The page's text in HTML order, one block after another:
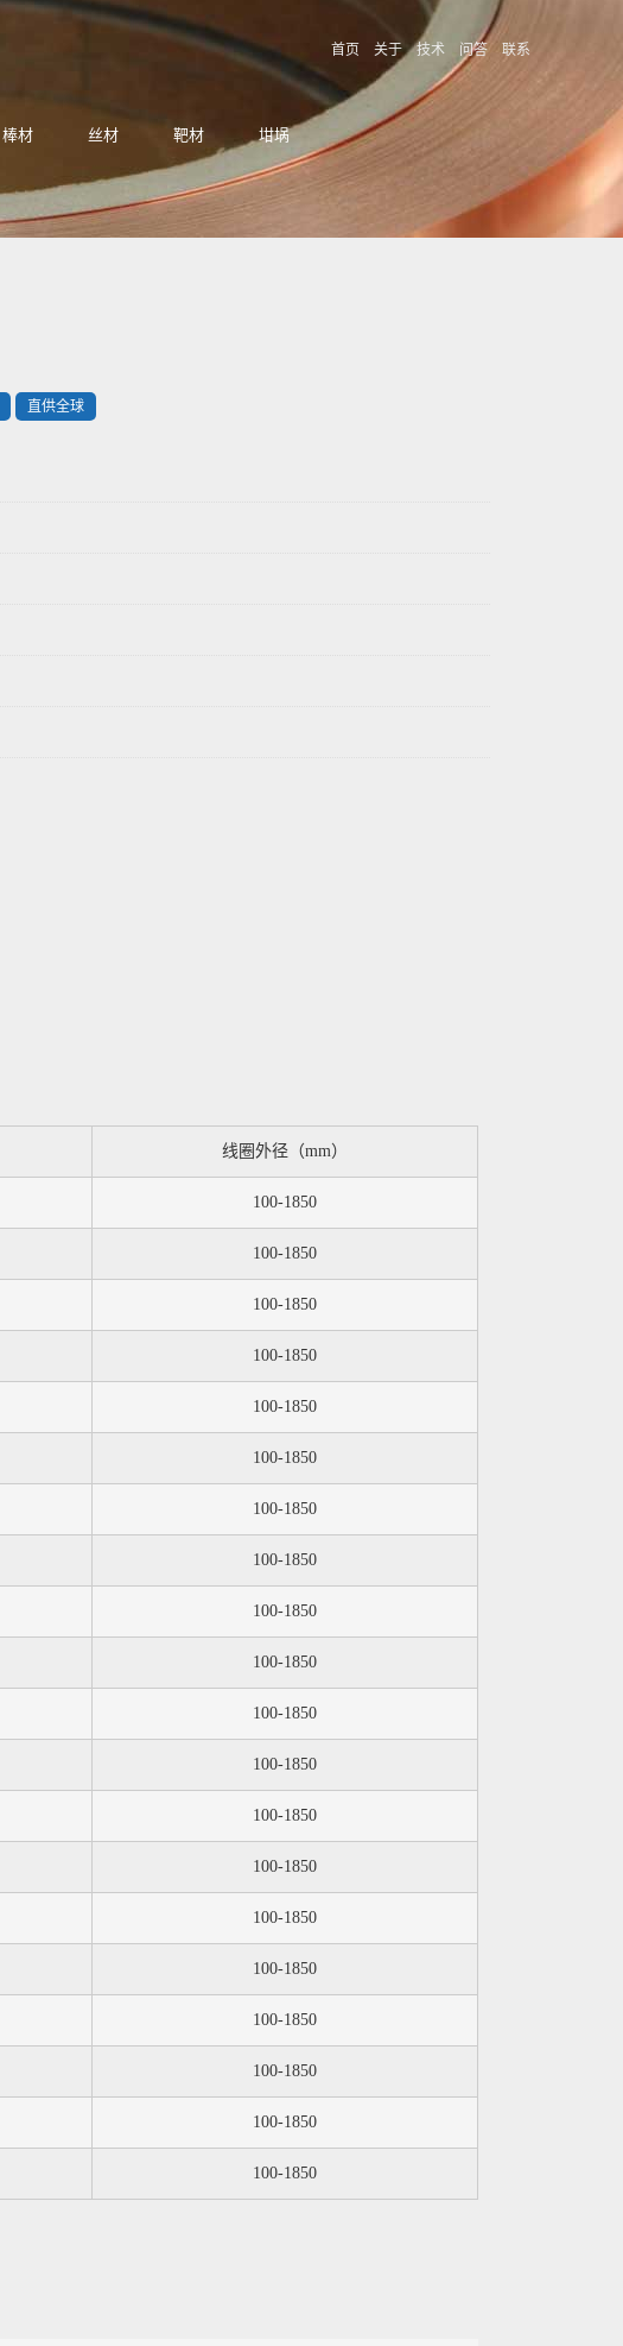
首页 关于 技术 问答 联系
棒材 丝材 靶材 坩埚
直供全球
线圈外径（mm）
100-1850
100-1850
100-1850
100-1850
100-1850
100-1850
100-1850
100-1850
100-1850
100-1850
100-1850
100-1850
100-1850
100-1850
100-1850
100-1850
100-1850
100-1850
100-1850
100-1850